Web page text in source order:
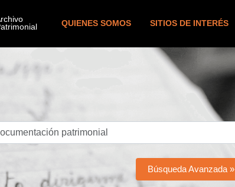
QUIENES SOMOS SITIOS DE INTERÉS
Búsqueda Avanzada »